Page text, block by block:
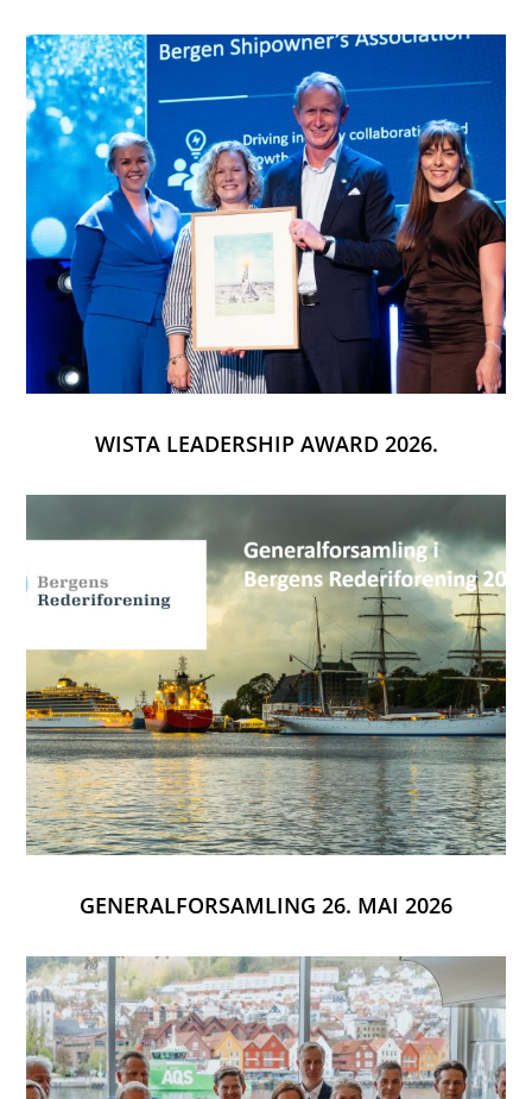
WISTA LEADERSHIP AWARD 2026.
GENERALFORSAMLING 26. MAI 2026